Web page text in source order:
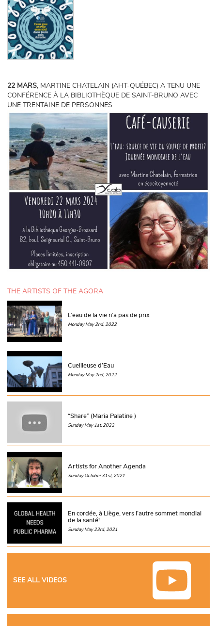
22 MARS, MARTINE CHATELAIN (AHT-QUÉBEC) A TENU UNE
CONFÉRENCE À LA BIBLIOTHÈQUE DE SAINT-BRUNO AVEC
UNE TRENTAINE DE PERSONNES
THE ARTISTS OF THE AGORA
L’eau de la vie n’a pas de prix
Monday May 2nd, 2022
Cueilleuse d’Eau
Monday May 2nd, 2022
“Share” (Maria Palatine )
Sunday May 1st, 2022
Artists for Another Agenda
Sunday October 31st, 2021
En cordée, à Liège, vers l’autre sommet mondial
de la santé!
Sunday May 23rd, 2021
SEE ALL VIDEOS